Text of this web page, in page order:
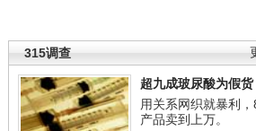
315调查
超九成玻尿酸为假货
用关系网织就暴利
产品卖到上万。